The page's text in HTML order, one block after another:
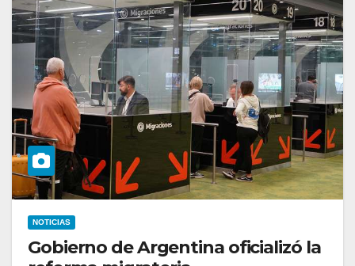
NOTICIAS
Gobierno de Argentina oficializó la